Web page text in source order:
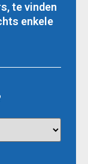
te vinden
enkele